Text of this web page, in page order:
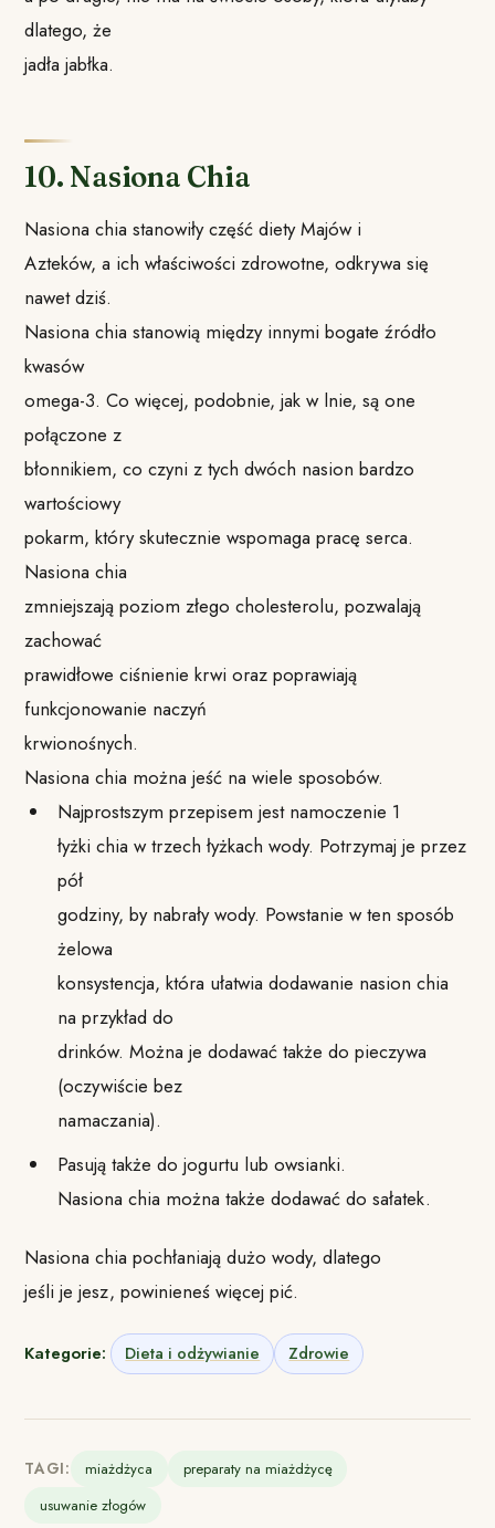
dlatego, że
jadła jabłka.
10. Nasiona Chia
Nasiona chia stanowiły część diety Majów i
Azteków, a ich właściwości zdrowotne, odkrywa się
nawet dziś.
Nasiona chia stanowią między innymi bogate źródło
kwasów
omega-3. Co więcej, podobnie, jak w lnie, są one
połączone z
błonnikiem, co czyni z tych dwóch nasion bardzo
wartościowy
pokarm, który skutecznie wspomaga pracę serca.
Nasiona chia
zmniejszają poziom złego cholesterolu, pozwalają
zachować
prawidłowe ciśnienie krwi oraz poprawiają
funkcjonowanie naczyń
krwionośnych.
Nasiona chia można jeść na wiele sposobów.
Najprostszym przepisem jest namoczenie 1
łyżki chia w trzech łyżkach wody. Potrzymaj je przez
pół
godziny, by nabrały wody. Powstanie w ten sposób
żelowa
konsystencja, która ułatwia dodawanie nasion chia
na przykład do
drinków. Można je dodawać także do pieczywa
(oczywiście bez
namaczania).
Pasują także do jogurtu lub owsianki.
Nasiona chia można także dodawać do sałatek.
Nasiona chia pochłaniają dużo wody, dlatego
jeśli je jesz, powinieneś więcej pić.
Kategorie: Dieta i odżywianie Zdrowie
TAGI: miażdżyca
preparaty na miażdżycę
usuwanie złogów